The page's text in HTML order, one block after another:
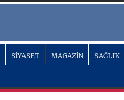
SİYASET MAGAZİN SAĞLIK